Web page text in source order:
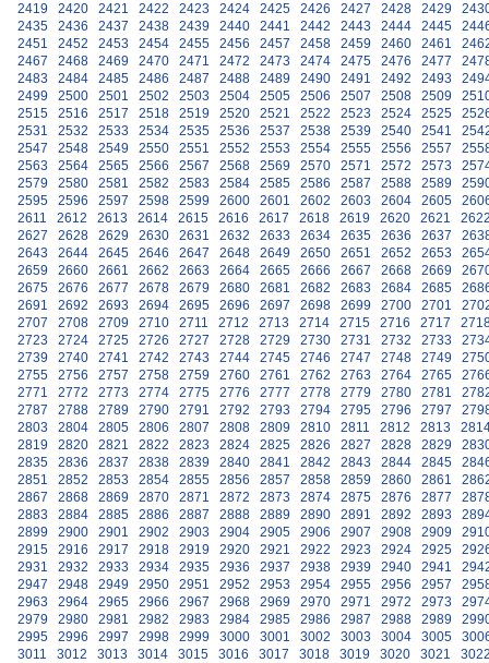
2419
2420 2421 2422 2423 2424 2425 2426 2427 2428 2429
2435
2436 2437 2438 2439 2440 2441 2442 2443 2444 2445
2451
2452 2453 2454 2455 2456 2457 2458 2459 2460 2461
2467
2468 2469 2470 2471 2472 2473 2474 2475 2476 2477
2483
2484 2485 2486 2487 2488 2489 2490 2491 2492 2493
2499
2500 2501 2502 2503 2504 2505 2506 2507 2508 2509
2515
2516 2517 2518 2519 2520 2521 2522 2523 2524 2525
2531
2532 2533 2534 2535 2536 2537 2538 2539 2540 2541
2547
2548 2549 2550 2551 2552 2553 2554 2555 2556 2557
2563
2564 2565 2566 2567 2568 2569 2570 2571 2572 2573
2579
2580 2581 2582 2583 2584 2585 2586 2587 2588 2589
2595
2596 2597 2598 2599 2600 2601 2602 2603 2604 2605
2611
2612 2613 2614 2615 2616 2617 2618 2619 2620 2621
2627
2628 2629 2630 2631 2632 2633 2634 2635 2636 2637
2643
2644 2645 2646 2647 2648 2649 2650 2651 2652 2653
2659
2660 2661 2662 2663 2664 2665 2666 2667 2668 2669
2675
2676 2677 2678 2679 2680 2681 2682 2683 2684 2685
2691
2692 2693 2694 2695 2696 2697 2698 2699 2700 2701
2707
2708 2709 2710 2711 2712 2713 2714 2715 2716 2717
2723
2724 2725 2726 2727 2728 2729 2730 2731 2732 2733
2739
2740 2741 2742 2743 2744 2745 2746 2747 2748 2749
2755
2756 2757 2758 2759 2760 2761 2762 2763 2764 2765
2771
2772 2773 2774 2775 2776 2777 2778 2779 2780 2781
2787
2788 2789 2790 2791 2792 2793 2794 2795 2796 2797
2803
2804 2805 2806 2807 2808 2809 2810 2811 2812 2813
2819
2820 2821 2822 2823 2824 2825 2826 2827 2828 2829
2835
2836 2837 2838 2839 2840 2841 2842 2843 2844 2845
2851
2852 2853 2854 2855 2856 2857 2858 2859 2860 2861
2867
2868 2869 2870 2871 2872 2873 2874 2875 2876 2877
2883
2884 2885 2886 2887 2888 2889 2890 2891 2892 2893
2899
2900 2901 2902 2903 2904 2905 2906 2907 2908 2909
2915
2916 2917 2918 2919 2920 2921 2922 2923 2924 2925
2931
2932 2933 2934 2935 2936 2937 2938 2939 2940 2941
2947
2948 2949 2950 2951 2952 2953 2954 2955 2956 2957
2963
2964 2965 2966 2967 2968 2969 2970 2971 2972 2973
2979
2980 2981 2982 2983 2984 2985 2986 2987 2988 2989
2995
2996 2997 2998 2999 3000 3001 3002 3003 3004 3005
3011
3012 3013 3014 3015 3016 3017 3018 3019 3020 3021